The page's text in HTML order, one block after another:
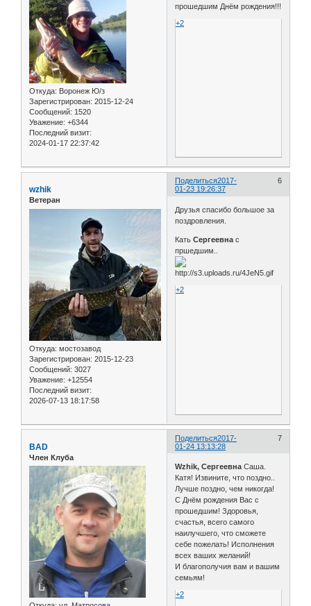
Откуда: Воронеж Ю/з
Зарегистрирован: 2015-12-24
Сообщений: 1520
Уважение: +6344
Последний визит:
2024-01-17 22:37:42
прошедшим Днём рождения!!!
+2
Поделиться 6
2017-
01-23 19:26:37
wzhik
Ветеран
Откуда: мостозавод
Зарегистрирован: 2015-12-23
Сообщений: 3027
Уважение: +12554
Последний визит:
2026-07-13 18:17:58
Друзья спасибо большое за
поздровления.
КатьСергеевна с
пршедшим..
+2
Поделиться 7
2017-
01-24 13:13:28
BAD
Член Клуба
Wzhik, Сергеевна Саша.
Катя! Извините, что поздно..
Лучше поздно, чем никогда!
С Днём рождения Вас с
прошедшим! Здоровья,
счастья, всего самого
наилучшего, что сможете
себе пожелать! Исполнения
всех ваших желаний!
И благополучия вам и вашим
семьям!
+2